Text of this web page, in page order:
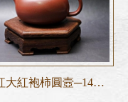
陳紅大紅袍柿圓壼─140ml 茶壼 紫砂壼 工藝師手作